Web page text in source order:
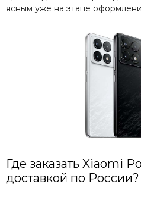
ясным уже на этапе
Где заказать Xiaomi
доставкой по России?